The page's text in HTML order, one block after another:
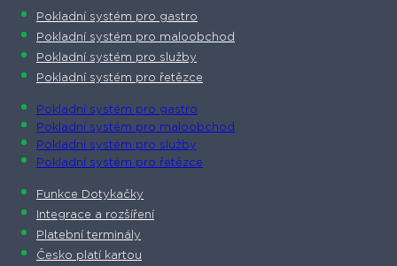
Pokladní systém pro gastro
Pokladní systém pro maloobchod
Pokladní systém pro služby
Pokladní systém pro řetězce
Pokladní systém pro gastro
Pokladní systém pro maloobchod
Pokladní systém pro služby
Pokladní systém pro řetězce
Funkce Dotykačky
Integrace a rozšíření
Platební terminály
Česko platí kartou